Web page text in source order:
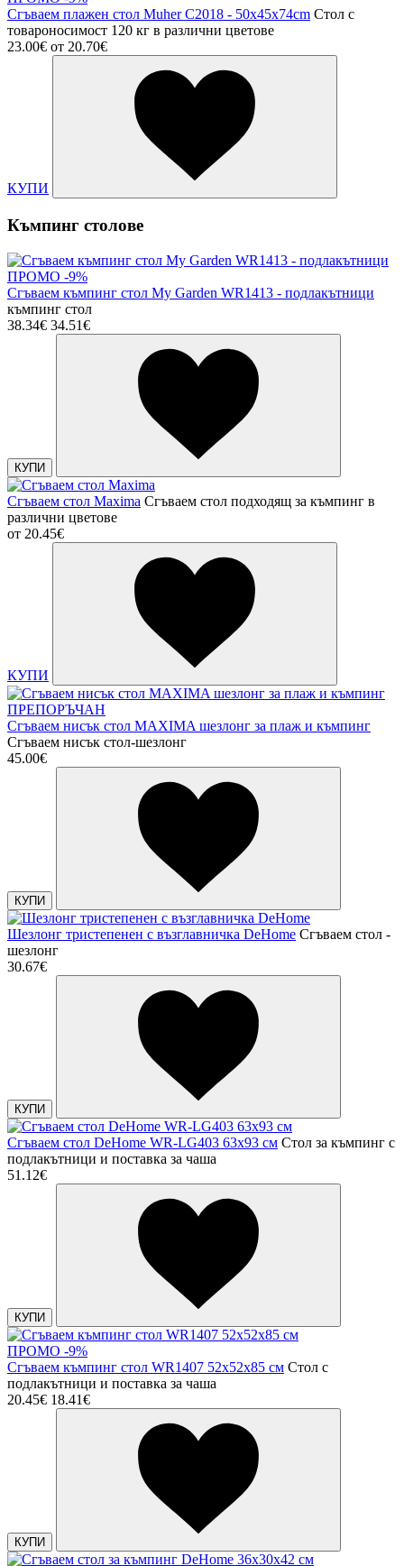
Сгъваем плажен стол Muher C2018 - 50x45x74cm Стол с
товароносимост 120 кг в различни цветове
23.00€ от 20.70€
КУПИ
Къмпинг столове
ПРОМО -9%
Сгъваем къмпинг стол My Garden WR1413 - подлакътници
къмпинг стол
38.34€ 34.51€
КУПИ
Сгъваем стол Maxima Сгъваем стол подходящ за къмпинг в
различни цветове
от 20.45€
КУПИ
ПРЕПОРЪЧАН
Сгъваем нисък стол MAXIMA шезлонг за плаж и къмпинг
Сгъваем нисък стол-шезлонг
45.00€
КУПИ
Шезлонг тристепенен с възглавничка DeHome Сгъваем стол -
шезлонг
30.67€
КУПИ
Сгъваем стол DeHome WR-LG403 63x93 см Стол за къмпинг с
подлакътници и поставка за чаша
51.12€
КУПИ
ПРОМО -9%
Сгъваем къмпинг стол WR1407 52х52х85 см Стол с
подлакътници и поставка за чаша
20.45€ 18.41€
КУПИ